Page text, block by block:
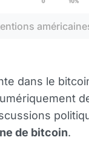
dans le
de bitcoin.